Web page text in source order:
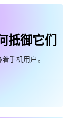
抵御它们
手机用户。